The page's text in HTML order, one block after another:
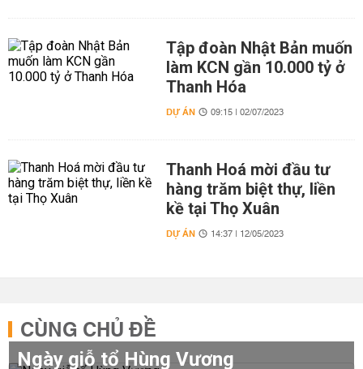
Tập đoàn Nhật Bản muốn
làm KCN gần 10.000 tỷ ở
Thanh Hóa
DỰ ÁN 09:15 | 02/07/2023
Thanh Hoá mời đầu tư
hàng trăm biệt thự, liền
kề tại Thọ Xuân
DỰ ÁN 14:37 | 12/05/2023
CÙNG CHỦ ĐỀ
Ngày giỗ tổ Hùng Vương